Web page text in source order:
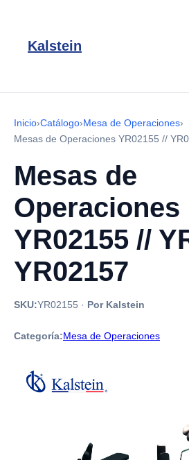
Kalstein
Inicio›Catálogo›Mesa de Operaciones›
Mesas de Operaciones YR02155 //
Mesas de
Operaciones
YR02155 //
YR02157
SKU:YR02155 · Por Kalstein
Categoría:Mesa de Operaciones